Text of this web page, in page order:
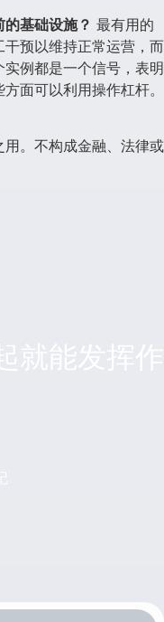
基础设施？ 最有用的
预以维持正常运营，而
例都是一个信号，表明
面可以利用操作杠杆。
。不构成金融、法律或